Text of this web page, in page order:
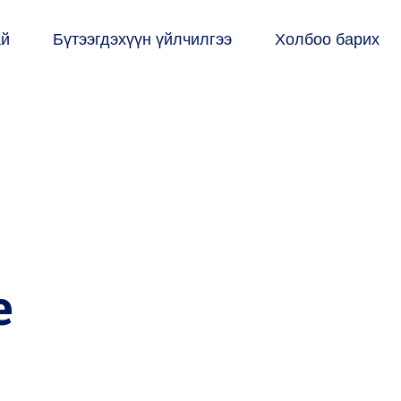
Бүтээгдэхүүн үйлчилгээ Холбоо барих